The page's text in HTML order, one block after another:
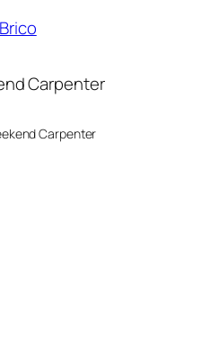
Brico
Carpenter
Carpenter